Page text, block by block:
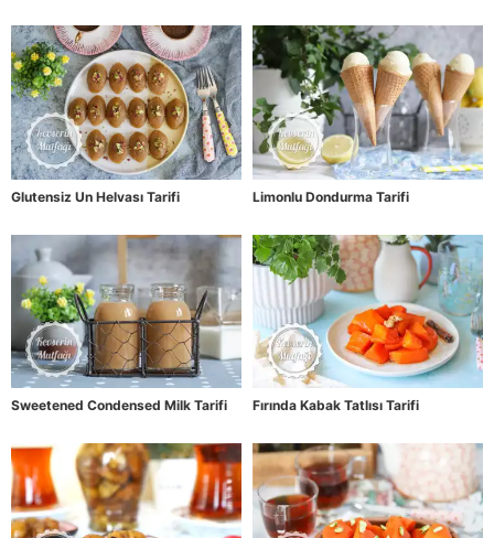
Glutensiz Un Helvası Tarifi Limonlu Dondurma Tarifi
Sweetened Condensed Milk Tarifi Fırında Kabak Tatlısı Tarifi